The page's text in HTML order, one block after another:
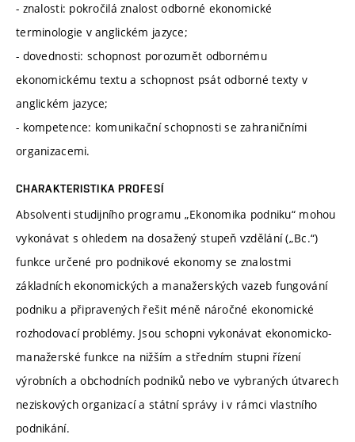
- znalosti: pokročilá znalost odborné ekonomické
terminologie v anglickém jazyce;
- dovednosti: schopnost porozumět odbornému
ekonomickému textu a schopnost psát odborné texty v
anglickém jazyce;
- kompetence: komunikační schopnosti se zahraničními
organizacemi.
CHARAKTERISTIKA PROFESÍ
Absolventi studijního programu „Ekonomika podniku“ mohou
vykonávat s ohledem na dosažený stupeň vzdělání („Bc.“)
funkce určené pro podnikové ekonomy se znalostmi
základních ekonomických a manažerských vazeb fungování
podniku a připravených řešit méně náročné ekonomické
rozhodovací problémy. Jsou schopni vykonávat ekonomicko-
manažerské funkce na nižším a středním stupni řízení
výrobních a obchodních podniků nebo ve vybraných útvarech
neziskových organizací a státní správy i v rámci vlastního
podnikání.